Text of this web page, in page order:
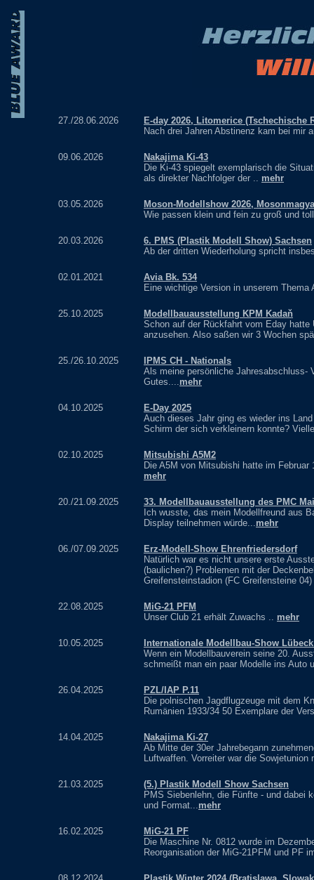
27./28.06.2026
E-day 2026, Litomerice (Tschechische
Nach drei Jahren Abstinenz kam bei mir
09.06.2026
Nakajima Ki-43
Die Ki-43 spiegelt exemplarisch die
als direkter Nachfolger der .. mehr
03.05.2026
Moson-Modellshow 2026,
Wie passen klein und fein zu groß und
20.03.2026
6. PMS (Plastik Modell Show) Sachsen
Ab der dritten Wiederholung spricht
02.01.2021
Avia Bk. 534
Eine wichtige Version in unserem
25.10.2025
Modellbauausstellung KPM Kadaň
Schon auf der Rückfahrt vom Eday
anzusehen. Also saßen wir 3 Wochen
25./26.10.2025
IPMS CH - Nationals
Als meine persönliche Jahresabschluss-
Gutes....mehr
04.10.2025
E-Day 2025
Auch dieses Jahr ging es wieder ins
Schirm der sich verkleinern konnte?
02.10.2025
Mitsubishi A5M2
Die A5M von Mitsubishi hatte im
mehr
20./21.09.2025
33. Modellbauausstellung des PMC
Ich wusste, das mein Modellfreund aus
Display teilnehmen würde...mehr
06./07.09.2025
Erz-Modell-Show Ehrenfriedersdorf
Natürlich war es nicht unsere erste
(baulichen?) Problemen mit der
Greifensteinstadion (FC Greifensteine
22.08.2025
MiG-21 PFM
Unser Club 21 erhält Zuwachs .. mehr
10.05.2025
Internationale Modellbau-Show Lübeck
Wenn ein Modellbauverein seine 20.
schmeißt man ein paar Modelle ins Auto
26.04.2025
PZL/IAP P.11
Die polnischen Jagdflugzeuge mit dem
Rumänien 1933/34 50 Exemplare der
14.04.2025
Nakajima Ki-27
Ab Mitte der 30er Jahrebegann
Luftwaffen. Vorreiter war die
21.03.2025
(5.) Plastik Modell Show Sachsen
PMS Siebenlehn, die Fünfte - und dabei
und Format...mehr
16.02.2025
MiG-21 PF
Die Maschine Nr. 0812 wurde im
Reorganisation der MiG-21PFM und PF